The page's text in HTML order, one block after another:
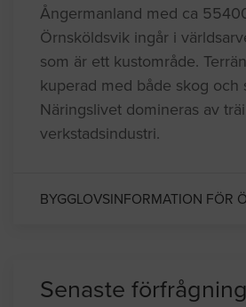
Ångermanland med ca
Örnsköldsvik ingår i
som är ett kustområde.
kuperad med både skog och
Näringslivet domineras av
verkstadsindustri.
BYGGLOVSINFORMATION FÖR
Senaste